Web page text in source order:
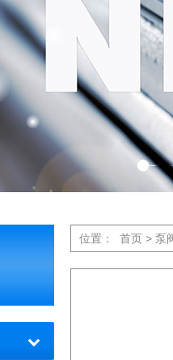
位置： 首页 > 泵